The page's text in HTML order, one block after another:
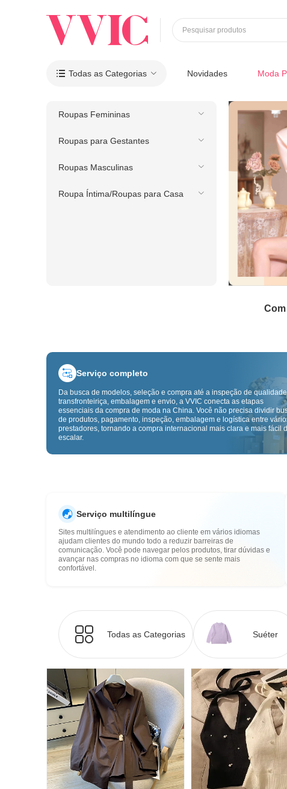
Pesquisar produtos
 Todas as Categorias Novidades Moda
Roupas Femininas
Roupas para Gestantes
Roupas Masculinas
Roupa Íntima/Roupas para Casa
Serviço completo
Da busca de modelos, seleção e compra até a inspeção de qualidade
transfronteiriça, embalagem e envio, a VVIC conecta as etapas
essenciais da compra de moda na China. Você não precisa dividir
de produtos, pagamento, inspeção, embalagem e logística entre
prestadores, tornando a compra internacional mais clara e mais fácil
escalar.
Serviço multilíngue
Sites multilíngues e atendimento ao cliente em vários idiomas
ajudam clientes do mundo todo a reduzir barreiras de
comunicação. Você pode navegar pelos produtos, tirar dúvidas e
avançar nas compras no idioma com que se sente mais
confortável.
Todas as Categorias Suéter